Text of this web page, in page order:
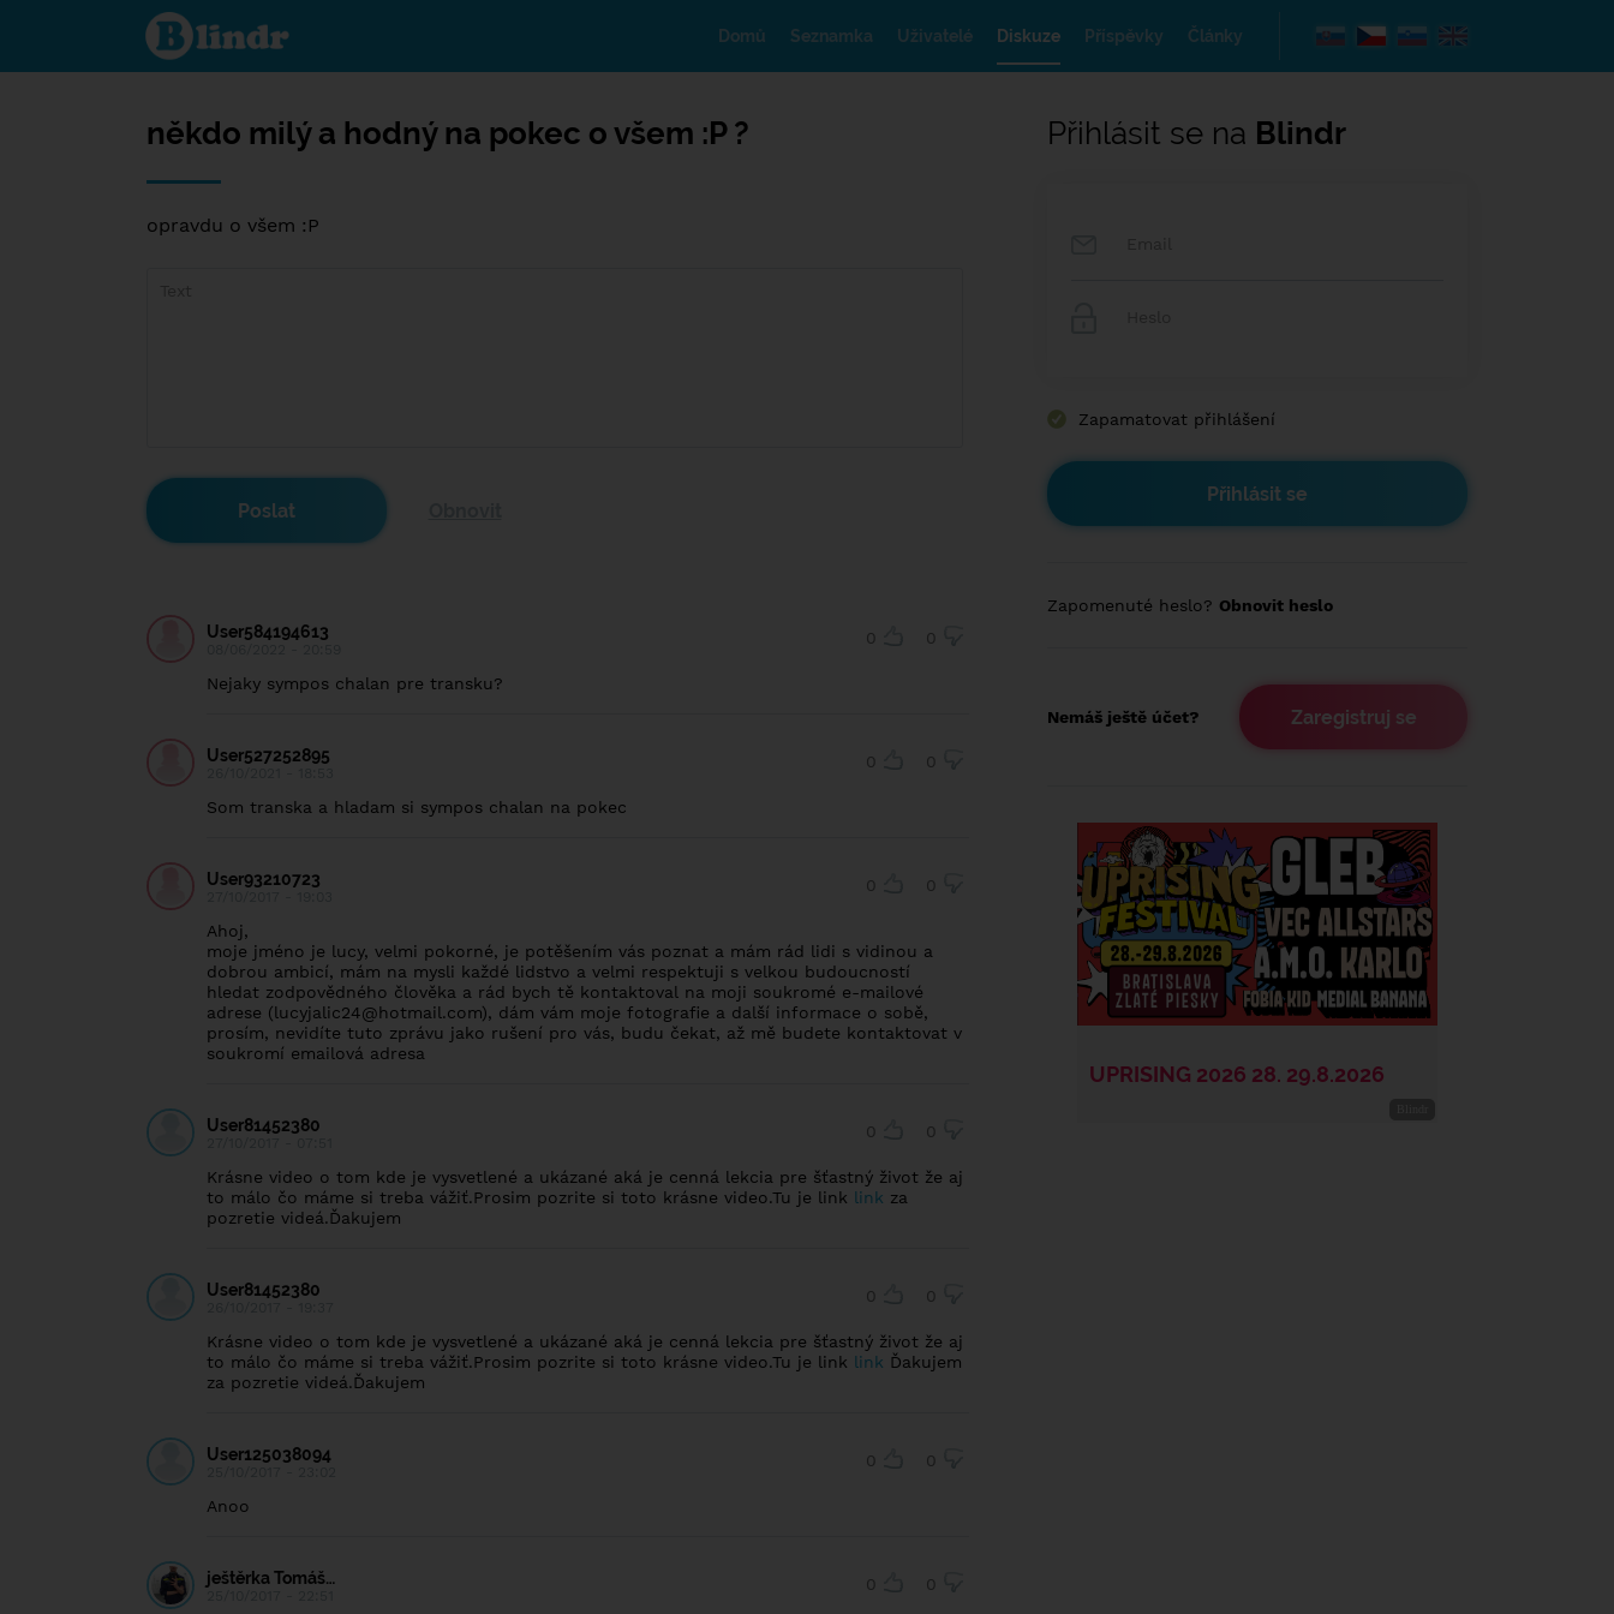
někdo
milý a
hodný
všem
:P ?
Domů Seznamka Uživatelé Diskuze Příspěvky Články
někdo milý a hodný na pokec o všem :P ?
opravdu o všem :P
User584194613 0 0
Nejaky sympos chalan pre transku?
User527252895 0 0
Som transka a hladam si sympos chalan na pokec
User93210723 0 0
Ahoj,
moje jméno je lucy, velmi pokorné, je potěšením vás poznat a mám rád lidi s vidinou a
dobrou ambicí, mám na mysli každé lidstvo a velmi respektuji s velkou budoucností
hledat zodpovědného člověka a rád bych tě kontaktoval na moji soukromé e-mailové
adrese (lucyjalic24@hotmail.com), dám vám moje fotografie a další informace o sobě,
prosím, nevidíte tuto zprávu jako rušení pro vás, budu čekat, až mě budete kontaktovat v
soukromí emailová adresa
User81452380 0 0
Krásne video o tom kde je vysvetlené a ukázané aká je cenná lekcia pre šťastný život že aj
to málo čo máme si treba vážiť.Prosim pozrite si toto krásne video.Tu je link link za
pozretie videá.Ďakujem
User81452380 0 0
Krásne video o tom kde je vysvetlené a ukázané aká je cenná lekcia pre šťastný život že aj
to málo čo máme si treba vážiť.Prosim pozrite si toto krásne video.Tu je link link Ďakujem
za pozretie videá.Ďakujem
User125038094 0 0
Anoo
ještěrka Tomáš… 0 0
Přihlásit se na Blindr
Zapamatovat přihlášení
Zapomenuté heslo? Obnovit heslo
Nemáš ještě účet? Zaregistruj se